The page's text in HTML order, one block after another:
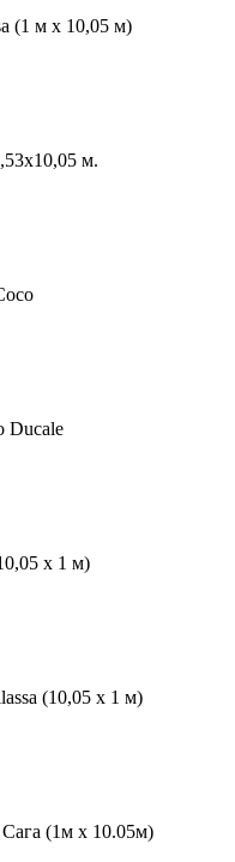
(1 м х 10,05 м)
м.
Ducale
х 1 м)
(10,05 х 1 м)
(1м х 10.05м)